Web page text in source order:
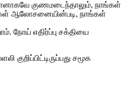
குணமடைந்தாலும், நாங்கள்
ஆலோசனையின்படி, நாங்கள்
நோய் எதிர்ப்பு சக்தியை
சமூக